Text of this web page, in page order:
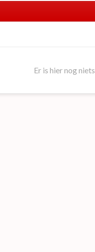
Er is hier nog niets